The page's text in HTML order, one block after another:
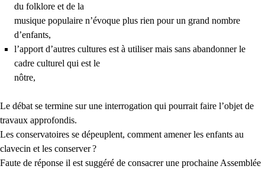
du folklore et de la
musique populaire n’évoque plus rien pour un grand nombre
d’enfants,
l’apport d’autres cultures est à utiliser mais sans abandonner le
cadre culturel qui est le
nôtre,
Le débat se termine sur une interrogation qui pourrait faire l’objet de
travaux approfondis.
Les conservatoires se dépeuplent, comment amener les enfants au
clavecin et les conserver?
Faute de réponse il est suggéré de consacrer une prochaine Assemblée